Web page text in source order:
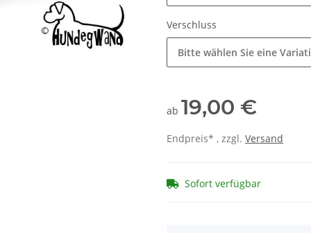
Verschluss
Bitte wählen Sie eine
ab 19,00 €
Endpreis* , zzgl. Versand
Sofort verfügbar